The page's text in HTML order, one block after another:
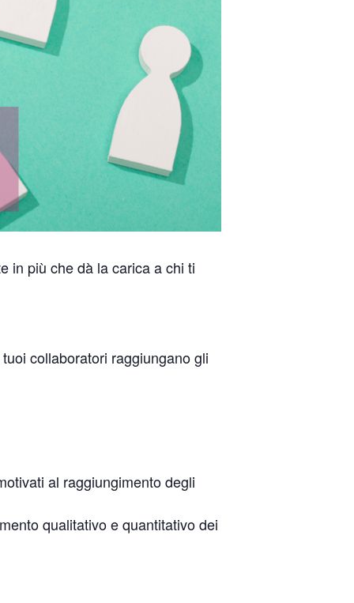
in più che dà la carica a chi ti
collaboratori raggiungano gli
al raggiungimento degli
qualitativo e quantitativo dei